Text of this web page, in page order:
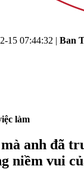
15 07:44:32 | Ban
làm
anh đã
niềm vui